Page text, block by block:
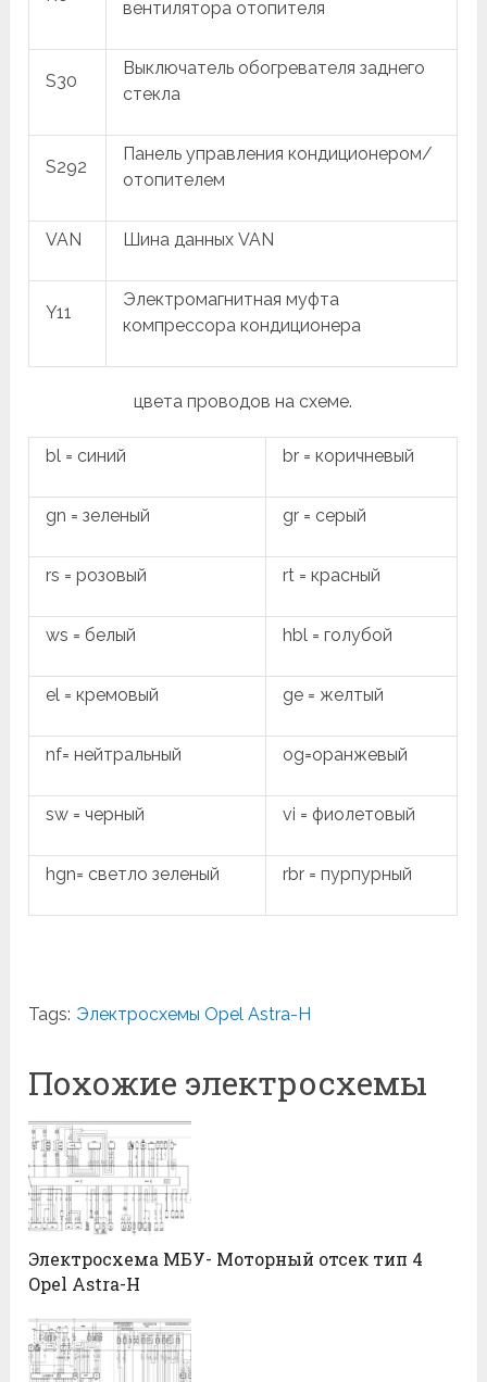
вентилятора отопителя
S30
Выключатель обогревателя заднего
стекла
S292
Панель управления кондиционером/
отопителем
VAN Шина данных VAN
Y11
Электромагнитная муфта
компрессора кондиционера
цвета проводов на схеме.
bl = синий br = коричневый
gn = зеленый gr = серый
rs = розовый rt = красный
ws = белый hbl = голубой
el = кремовый ge = желтый
nf= нейтральный og=оранжевый
sw = черный vi = фиолетовый
hgn= светло зеленый rbr = пурпурный
Tags: Электросхемы Opel Astra-H
Похожие электросхемы
Электросхема МБУ- Моторный отсек тип 4
Opel Astra-H